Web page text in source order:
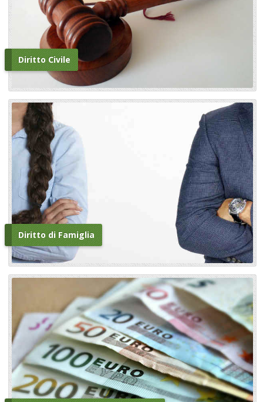
Diritto Civile
Diritto di Famiglia